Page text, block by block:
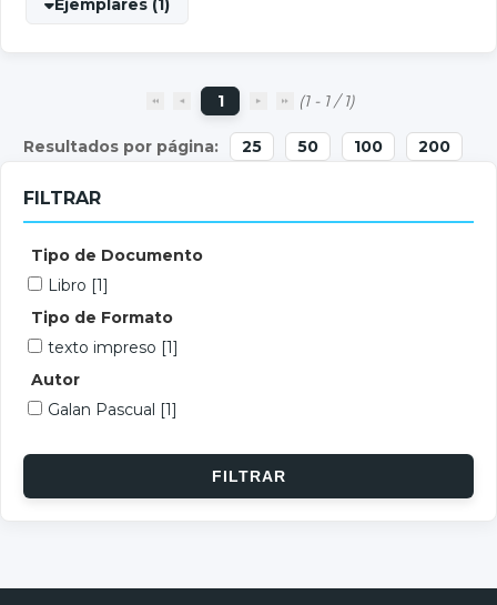
Ejemplares (1)
1 (1 - 1 / 1)
25 50 100 200
FILTRAR
Tipo de Documento
Libro [1]
Tipo de Formato
texto impreso [1]
Autor
Galan Pascual [1]